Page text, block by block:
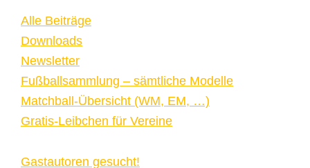
Alle Beiträge
Downloads
Newsletter
Fußballsammlung – sämtliche Modelle
Matchball-Übersicht (WM, EM, …)
Gratis-Leibchen für Vereine
Gastautoren gesucht!